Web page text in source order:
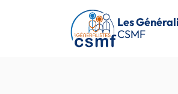
Passer au contenu principal
Les
CSMF